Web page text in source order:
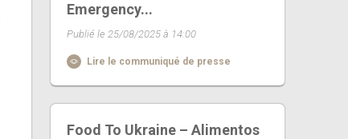
Emergency...
Publié le 25/08/2025 à 14:00
Lire le communiqué de presse
Food To Ukraine – Alimentos